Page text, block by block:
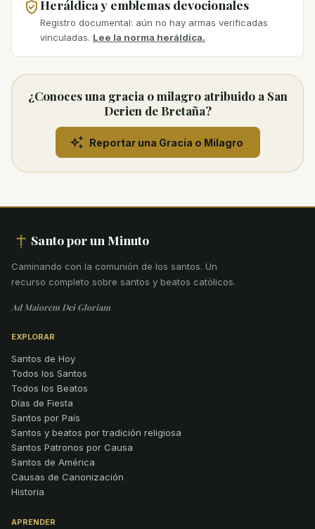
Heráldica y emblemas devocionales
Registro documental: aún no hay armas verificadas
vinculadas. Lee la norma heráldica.
¿Conoces una gracia o milagro atribuido a San
Derien de Bretaña?
Reportar una Gracia o Milagro
Santo por un Minuto
Caminando con la comunión de los santos. Un
recurso completo sobre santos y beatos católicos.
Ad Maiorem Dei Gloriam
EXPLORAR
Santos de Hoy
Todos los Santos
Todos los Beatos
Días de Fiesta
Santos por País
Santos y beatos por tradición religiosa
Santos Patronos por Causa
Santos de América
Causas de Canonización
Historia
APRENDER